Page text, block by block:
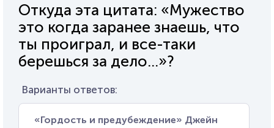
Откуда эта цитата: «Мужество
это когда заранее знаешь, что
ты проиграл, и все-таки
берешься за дело...»?
Варианты ответов:
«Гордость и предубеждение» Джейн